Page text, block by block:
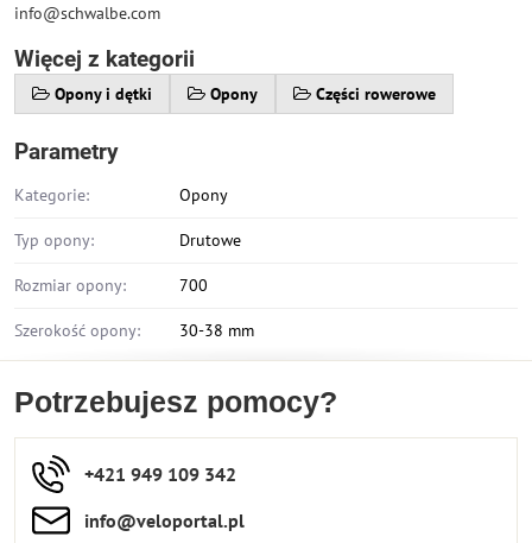
info@schwalbe.com
Więcej z kategorii
Opony i dętki Opony Części rowerowe
Parametry
Kategorie: Opony
Typ opony: Drutowe
Rozmiar opony: 700
Szerokość opony: 30-38 mm
Potrzebujesz pomocy?
+421 949 109 342
info​​@veloportal​.pl